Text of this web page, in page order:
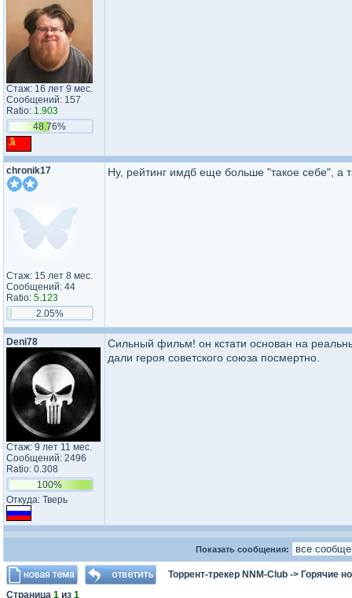
Стаж: 16 лет 9 мес.
Сообщений: 157
Ratio: 1.903
48.76%
chronik17
Стаж: 15 лет 8 мес.
Сообщений: 44
Ratio: 5.123
2.05%
Ну, рейтинг имдб еще больше "такое себе", а
Deni78
Стаж: 9 лет 11 мес.
Сообщений: 2496
Ratio: 0.308
100%
Откуда: Тверь
Сильный фильм! он кстати основан на
дали героя советского союза посмертно.
Показать сообщения:
Торрент-трекер NNM-Club -> Горячие
Страница 1 из 1